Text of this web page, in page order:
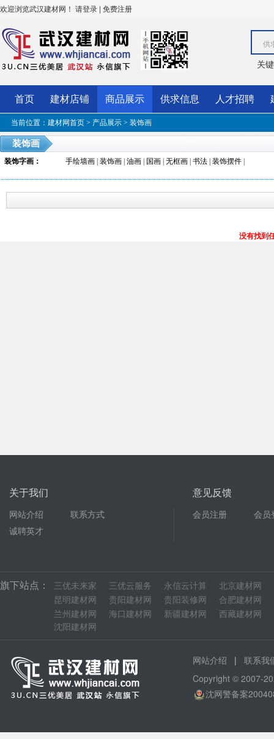
欢迎浏览武汉建材网！ 请登录 | 免费注册
供
关
首页 建材店铺 商品展示 供求信息 人才招聘
当前位置： 建材网首页 > 产品展示 > 装饰画
装饰画
装饰字画 ： 手绘墙画 装饰画 油画 国画 无框画 书法 装饰摆件
没有找到
关于我们
网站介绍
联系方式
诚聘英才
意见反馈
会员注册 会员
旗下站点： 三优未来家 三优云服务 永信云计算 北京建材网
昆明建材网
贵阳建材网 贵阳装修网 合肥建材网
兰州建材网
海口建材网 新疆建材网 西藏建材网
沈阳建材网
网站介绍 | 联系我
Copyright © 2007-
沈网警备案